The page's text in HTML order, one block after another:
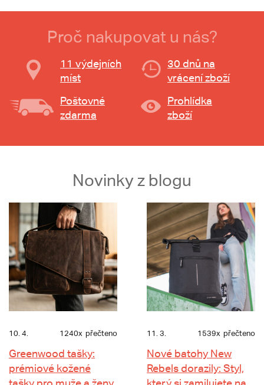
Proč nakupovat u nás?
11 výdejních
míst
30 dnů na
vrácení zboží
Poštovné
zdarma
Prohlídka
zboží
Novinky z blogu
10. 4. 1240x přečteno
Greenwood tašky:
prémiové kožené
11. 3. 1539x přečteno
Nové batohy New
Rebels dorazily: Styl,